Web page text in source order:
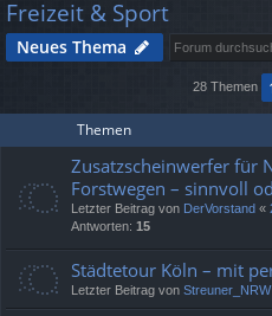
llz
ug
r
Freizeit & Sport
Neues Thema
28 Themen
Themen
Zusatzscheinwerfer für
Forstwegen – sinnvoll
Letzter Beitrag von DerVorstand «
Antworten: 15
Städtetour Köln – mit
Letzter Beitrag von Streuner_NRW